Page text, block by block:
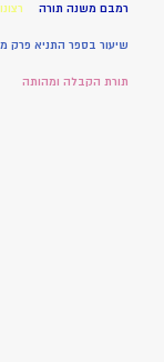
רמבם משנה תורה
שיעור בספר התניא פרק
תורת הקבלה ומהותה